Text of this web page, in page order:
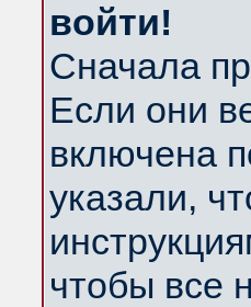
войти!
Сначала
Если они
включена
указали,
чтобы все